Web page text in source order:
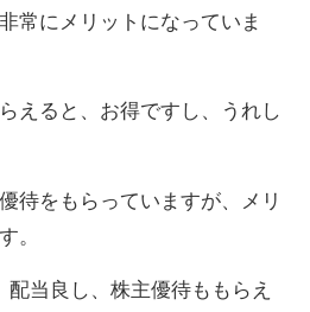
常にメリットになっていま
えると、お得ですし、うれし
待をもらっていますが、メリ
。
当良し、株主優待ももらえ